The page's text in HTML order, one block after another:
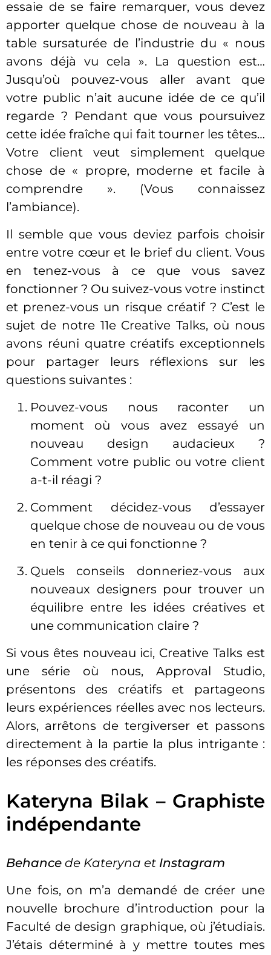
essaie de se faire remarquer, vous devez
apporter quelque chose de nouveau à la
table sursaturée de l’industrie du « nous
avons déjà vu cela ». La question est…
Jusqu’où pouvez-vous aller avant que
votre public n’ait aucune idée de ce qu’il
regarde ? Pendant que vous poursuivez
cette idée fraîche qui fait tourner les têtes…
Votre client veut simplement quelque
chose de « propre, moderne et facile à
comprendre ». (Vous connaissez
l’ambiance).
Il semble que vous deviez parfois choisir
entre votre cœur et le brief du client. Vous
en tenez-vous à ce que vous savez
fonctionner ? Ou suivez-vous votre instinct
et prenez-vous un risque créatif ? C’est le
sujet de notre 11e Creative Talks, où nous
avons réuni quatre créatifs exceptionnels
pour partager leurs réflexions sur les
questions suivantes :
Pouvez-vous nous raconter un
moment où vous avez essayé un
nouveau design audacieux ?
Comment votre public ou votre client
a-t-il réagi ?
Comment décidez-vous d’essayer
quelque chose de nouveau ou de vous
en tenir à ce qui fonctionne ?
Quels conseils donneriez-vous aux
nouveaux designers pour trouver un
équilibre entre les idées créatives et
une communication claire ?
Si vous êtes nouveau ici, Creative Talks est
une série où nous, Approval Studio,
présentons des créatifs et partageons
leurs expériences réelles avec nos lecteurs.
Alors, arrêtons de tergiverser et passons
directement à la partie la plus intrigante :
les réponses des créatifs.
Kateryna Bilak – Graphiste
indépendante
Behance de Kateryna et Instagram
Une fois, on m’a demandé de créer une
nouvelle brochure d’introduction pour la
Faculté de design graphique, où j’étudiais.
J’étais déterminé à y mettre toutes mes